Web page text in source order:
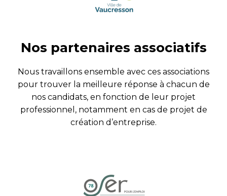
Nos partenaires associatifs
Nous travaillons ensemble avec ces associations
pour trouver la meilleure réponse à chacun de
nos candidats, en fonction de leur projet
professionnel, notamment en cas de projet de
création d’entreprise.